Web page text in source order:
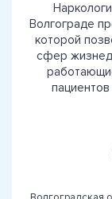
Волгограде
которой
сфер